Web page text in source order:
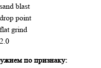
sand blast
drop point
flat grind
2.0
по признаку: